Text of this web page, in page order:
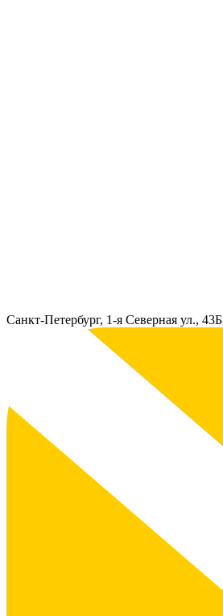
Санкт-Петербург, 1-я Северная ул., 43Б